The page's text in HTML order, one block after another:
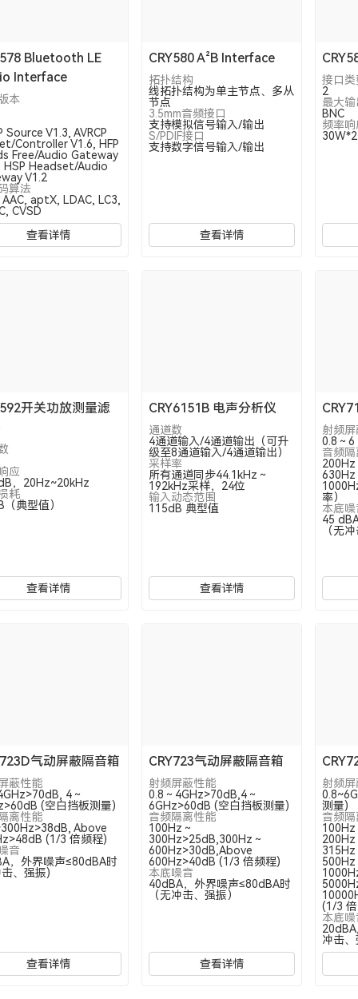
Bluetooth LE
Interface
本
Source V1.3, AVRCP
Controller V1.6, HFP
Free/Audio Gateway
HSP Headset/Audio
V1.2
算法
AAC, aptX, LDAC, LC3,
CVSD
查看详情
CRY580 A²B Interface
拓扑结构
线拓扑结构为单主节点、多从
节点
3.5mm音频接口
支持模拟信号输入/输出
S/PDIF接口
支持数字信号输入/输出
查看详情
接口类
2
最大
BNC
频率
开关功放测量滤
应
，20Hz~20kHz
耗
典型值）
查看详情
CRY6151B 电声分析仪
通道数
4通道输入/4通道输出（可升
级至8通道输入/4通道输出）
采样率
所有通道同步44.1kHz～
192kHz采样，24位
输入动态范围
115dB 典型值
查看详情
射频
0.8～6
音频
630Hz
率）
本底噪
45
（无
气动屏蔽隔音箱
蔽性能
4～
(空白挡板测量)
离性能
Above
(1/3 倍频程)
音
，外界噪声≤80dBA时
、强振)
查看详情
CRY723气动屏蔽隔音箱
射频屏蔽性能
0.8～4GHz>70dB,4～
6GHz>60dB (空白挡板测量)
音频隔离性能
100Hz～
300Hz>25dB,300Hz～
600Hz>30dB,Above
600Hz>40dB (1/3 倍频程)
本底噪音
40dBA，外界噪声≤80dBA时
（无冲击、强振）
查看详情
射频
测量)
音频
(1/3
本底噪
冲击